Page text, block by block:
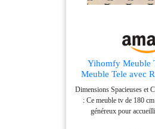
d’instructions détaillées.
Yihomfy Meuble
Meuble Tele avec
TV LED Haute
jusqu'à 75 Pouces,
Dimensions Spacieuses et
: Ce meuble tv de 180
généreux pour